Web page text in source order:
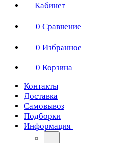
Кабинет
0 Сравнение
0 Избранное
0 Корзина
Контакты
Доставка
Самовывоз
Подборки
Информация